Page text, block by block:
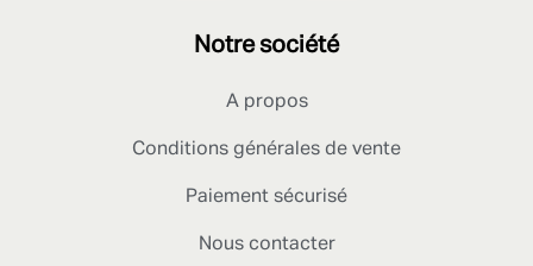
Notre société
A propos
Conditions générales de vente
Paiement sécurisé
Nous contacter